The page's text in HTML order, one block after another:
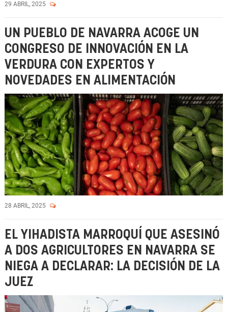
29 ABRIL, 2025
UN PUEBLO DE NAVARRA ACOGE UN
CONGRESO DE INNOVACIÓN EN LA
VERDURA CON EXPERTOS Y
NOVEDADES EN ALIMENTACIÓN
28 ABRIL, 2025
EL YIHADISTA MARROQUÍ QUE ASESINÓ
A DOS AGRICULTORES EN NAVARRA SE
NIEGA A DECLARAR: LA DECISIÓN DE LA
JUEZ